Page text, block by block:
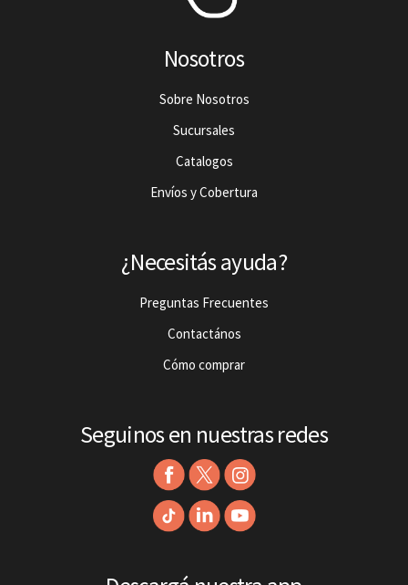
Nosotros
Sobre Nosotros
Sucursales
Catalogos
Envíos y Cobertura
¿Necesitás ayuda?
Preguntas Frecuentes
Contactános
Cómo comprar
Seguinos en nuestras redes